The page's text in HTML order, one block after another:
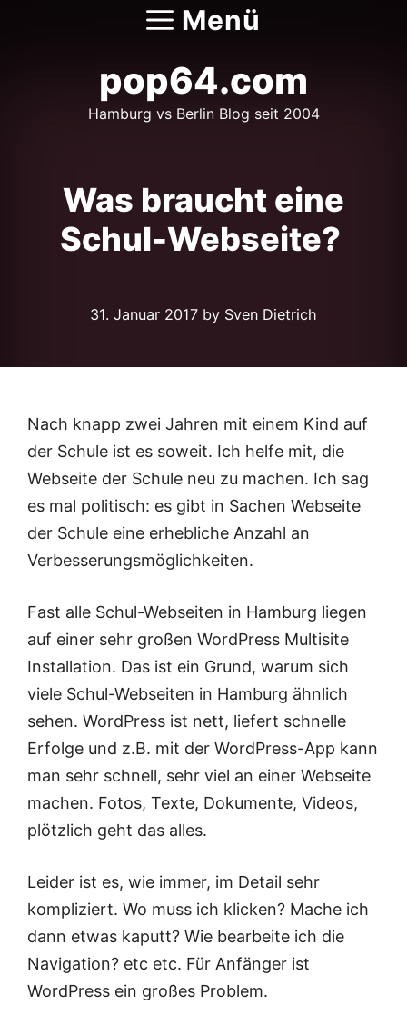
Menü
pop64.com
Hamburg vs Berlin Blog seit 2004
Was braucht eine
Schul-Webseite?
31. Januar 2017 by Sven Dietrich
Nach knapp zwei Jahren mit einem Kind auf
der Schule ist es soweit. Ich helfe mit, die
Webseite der Schule neu zu machen. Ich sag
es mal politisch: es gibt in Sachen Webseite
der Schule eine erhebliche Anzahl an
Verbesserungsmöglichkeiten.
Fast alle Schul-Webseiten in Hamburg liegen
auf einer sehr großen WordPress Multisite
Installation. Das ist ein Grund, warum sich
viele Schul-Webseiten in Hamburg ähnlich
sehen. WordPress ist nett, liefert schnelle
Erfolge und z.B. mit der WordPress-App kann
man sehr schnell, sehr viel an einer Webseite
machen. Fotos, Texte, Dokumente, Videos,
plötzlich geht das alles.
Leider ist es, wie immer, im Detail sehr
kompliziert. Wo muss ich klicken? Mache ich
dann etwas kaputt? Wie bearbeite ich die
Navigation? etc etc. Für Anfänger ist
WordPress ein großes Problem.